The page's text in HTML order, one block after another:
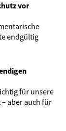
vor
endgültig
für unsere
aber auch für